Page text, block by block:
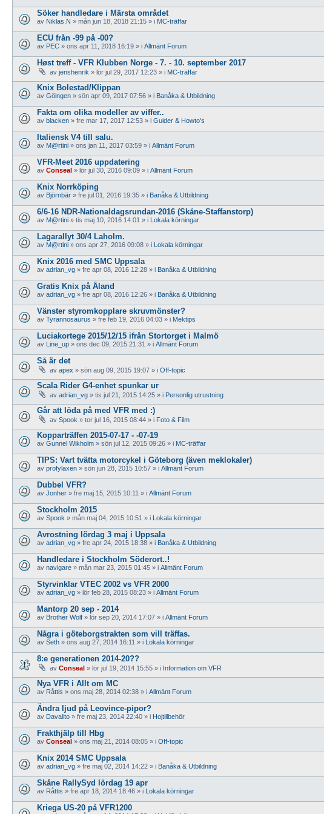
Söker handledare i Märsta området
av Niklas.N » mån jun 18, 2018 21:15 » i MC-träffar
ECU från -99 på -00?
av PEC » ons apr 11, 2018 16:19 » i Allmänt Forum
Høst treff - VFR Klubben Norge - 7. - 10. september 2017
av jenshenrik » lör jul 29, 2017 12:23 » i MC-träffar
Knix Bolestad/Klippan
av Göingen » sön apr 09, 2017 07:56 » i Banåka & Utbildning
Fakta om olika modeller av viffer..
av blacken » fre mar 17, 2017 12:53 » i Guider & Howto's
Italiensk V4 till salu.
av M@rtini » ons jan 11, 2017 03:59 » i Allmänt Forum
VFR-Meet 2016 uppdatering
av Conseal » lör jul 30, 2016 09:09 » i Allmänt Forum
Knix Norrköping
av Björnbär » fre jul 01, 2016 19:35 » i Banåka & Utbildning
6/6-16 NDR-Nationaldagsrundan-2016 (Skåne-Staffanstorp)
av M@rtini » tis maj 10, 2016 14:01 » i Lokala körningar
Lagarallyt 30/4 Laholm.
av M@rtini » ons apr 27, 2016 09:08 » i Lokala körningar
Knix 2016 med SMC Uppsala
av adrian_vg » fre apr 08, 2016 12:28 » i Banåka & Utbildning
Gratis Knix på Åland
av adrian_vg » fre apr 08, 2016 12:26 » i Banåka & Utbildning
Vänster styromkopplare skruvmönster?
av Tyrannosaurus » fre feb 19, 2016 04:03 » i Mektips
Luciakortege 2015/12/15 ifrån Stortorget i Malmö
av Line_up » ons dec 09, 2015 21:31 » i Allmänt Forum
Så är det
av apex » sön aug 09, 2015 19:07 » i Off-topic
Scala Rider G4-enhet spunkar ur
av adrian_vg » tis jul 21, 2015 14:25 » i Personlig utrustning
Går att löda på med VFR med :)
av Spook » tor jul 16, 2015 08:44 » i Foto & Film
Kopparträffen 2015-07-17 - -07-19
av Gunnel Wikholm » sön jul 12, 2015 09:26 » i MC-träffar
TIPS: Vart tvätta motorcykel i Göteborg (även meklokaler)
av profylaxen » sön jun 28, 2015 10:57 » i Allmänt Forum
Dubbel VFR?
av Jonher » fre maj 15, 2015 10:11 » i Allmänt Forum
Stockholm 2015
av Spook » mån maj 04, 2015 10:51 » i Lokala körningar
Avrostning lördag 3 maj i Uppsala
av adrian_vg » fre apr 24, 2015 18:38 » i Banåka & Utbildning
Handledare i Stockholm Söderort..!
av navigare » mån mar 23, 2015 01:45 » i Allmänt Forum
Styrvinklar VTEC 2002 vs VFR 2000
av adrian_vg » lör feb 28, 2015 08:23 » i Allmänt Forum
Mantorp 20 sep - 2014
av Brother Wolf » lör sep 20, 2014 17:07 » i Allmänt Forum
Några i göteborgstrakten som vill träffas.
av Seth » ons aug 27, 2014 16:11 » i Lokala körningar
8:e generationen 2014-20??
av Conseal » lör jul 19, 2014 15:55 » i Information om VFR
Nya VFR i Allt om MC
av Råttis » ons maj 28, 2014 02:38 » i Allmänt Forum
Ändra ljud på Leovince-pipor?
av Davalito » fre maj 23, 2014 22:40 » i Hojtillbehör
Frakthjälp till Hbg
av Conseal » ons maj 21, 2014 08:05 » i Off-topic
Knix 2014 SMC Uppsala
av adrian_vg » fre maj 02, 2014 14:22 » i Banåka & Utbildning
Skåne RallySyd lördag 19 apr
av Råttis » fre apr 18, 2014 18:46 » i Lokala körningar
Kriega US-20 på VFR1200